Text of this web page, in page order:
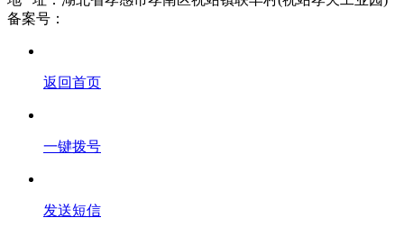
备案号：
返回首页
一键拨号
发送短信